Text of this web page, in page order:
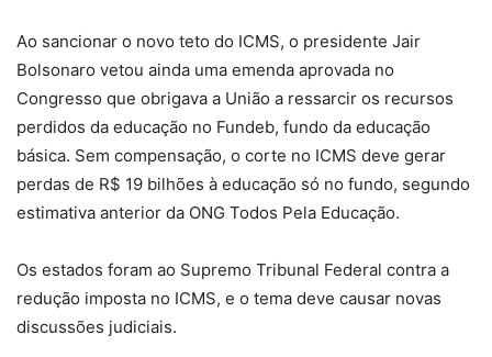
Ao sancionar o novo teto do ICMS, o presidente Jair
Bolsonaro vetou ainda uma emenda aprovada no
Congresso que obrigava a União a ressarcir os recursos
perdidos da educação no Fundeb, fundo da educação
básica. Sem compensação, o corte no ICMS deve gerar
perdas de R$ 19 bilhões à educação só no fundo, segundo
estimativa anterior da ONG Todos Pela Educação.
Os estados foram ao Supremo Tribunal Federal contra a
redução imposta no ICMS, e o tema deve causar novas
discussões judiciais.